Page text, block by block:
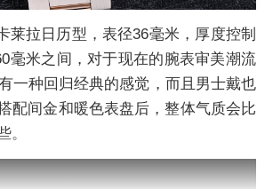
拉日历型，表径36毫米，厚度控制
毫米之间，对于现在的腕表审美潮流
一种回归经典的感觉，而且男士戴也
配间金和暖色表盘后，整体气质会比
。